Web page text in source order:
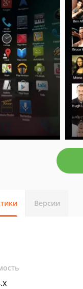
Версии